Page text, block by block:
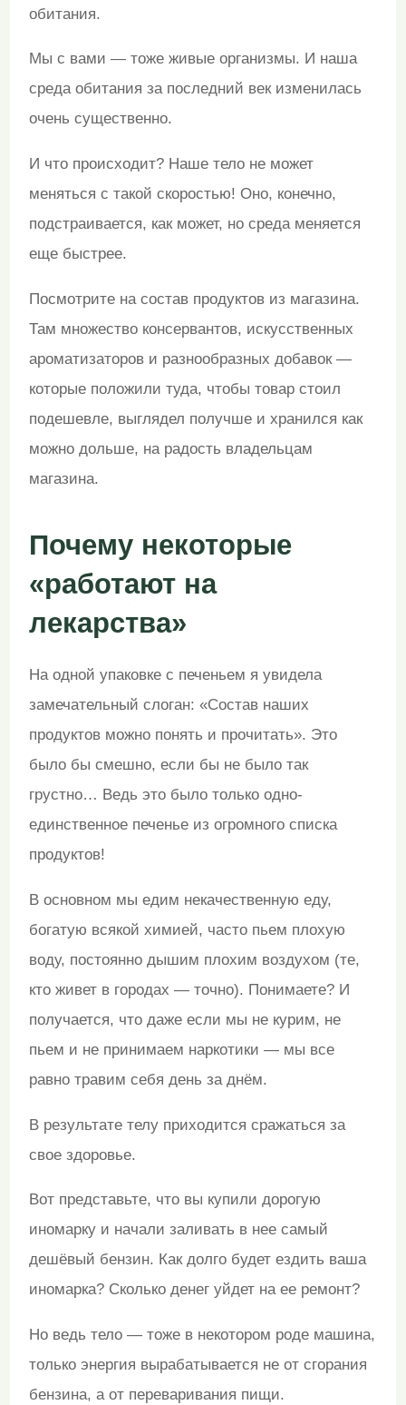
обитания.
Мы с вами — тоже живые организмы. И наша
среда обитания за последний век изменилась
очень существенно.
И что происходит? Наше тело не может
меняться с такой скоростью! Оно, конечно,
подстраивается, как может, но среда меняется
еще быстрее.
Посмотрите на состав продуктов из магазина.
Там множество консервантов, искусственных
ароматизаторов и разнообразных добавок —
которые положили туда, чтобы товар стоил
подешевле, выглядел получше и хранился как
можно дольше, на радость владельцам
магазина.
Почему некоторые
«работают на
лекарства»
На одной упаковке с печеньем я увидела
замечательный слоган: «Состав наших
продуктов можно понять и прочитать». Это
было бы смешно, если бы не было так
грустно… Ведь это было только одно-
единственное печенье из огромного списка
продуктов!
В основном мы едим некачественную еду,
богатую всякой химией, часто пьем плохую
воду, постоянно дышим плохим воздухом (те,
кто живет в городах — точно). Понимаете? И
получается, что даже если мы не курим, не
пьем и не принимаем наркотики — мы все
равно травим себя день за днём.
В результате телу приходится сражаться за
свое здоровье.
Вот представьте, что вы купили дорогую
иномарку и начали заливать в нее самый
дешёвый бензин. Как долго будет ездить ваша
иномарка? Сколько денег уйдет на ее ремонт?
Но ведь тело — тоже в некотором роде машина,
только энергия вырабатывается не от сгорания
бензина, а от переваривания пищи.